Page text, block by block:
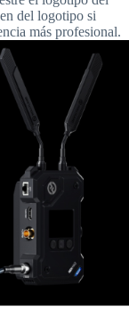
del logotipo si
más profesional.